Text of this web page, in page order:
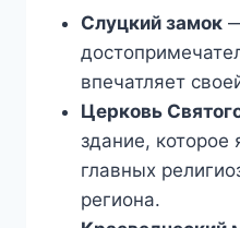
Слуцкий замок—
впечатляет
Церковь
здание, которое
главных
региона.